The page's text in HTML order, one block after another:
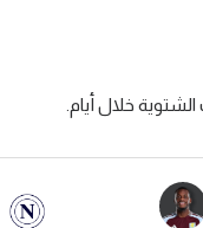
الشتوية خلال أيام.